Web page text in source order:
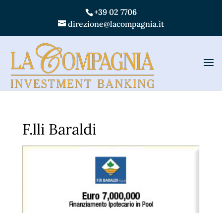
+39 02 7706
direzione@lacompagnia.it
F.lli Baraldi